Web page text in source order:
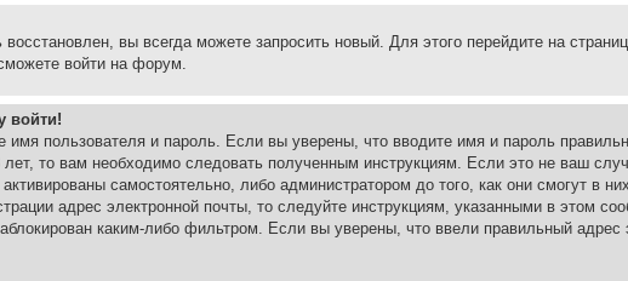
вы всегда можете запросить новый. Для этого перейдите на
войти на форум.
войти!
имя пользователя и пароль. Если вы уверены, что вводите имя и пароль
то вам необходимо следовать полученным инструкциям. Если это не ваш
самостоятельно, либо администратором до того, как они смогут в
адрес электронной почты, то следуйте инструкциям, указанными в этом
каким-либо фильтром. Если вы уверены, что ввели правильный